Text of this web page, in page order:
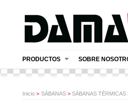
PRODUCTOS SOBRE
Inicio > SÁBANAS > SÁBANAS TÉRMICAS